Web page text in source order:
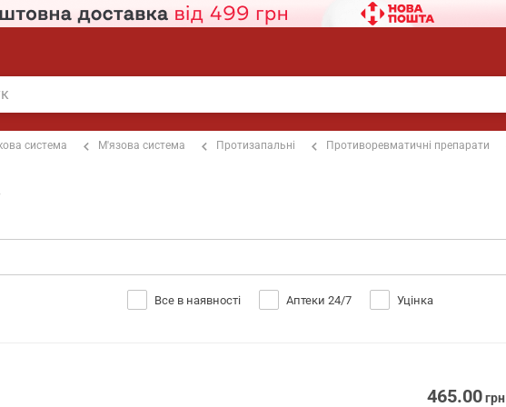
система М'язова система Протизапальні Противоревматичні препарати
Все в наявності Аптеки 24/7 Уцінка
465.00грн